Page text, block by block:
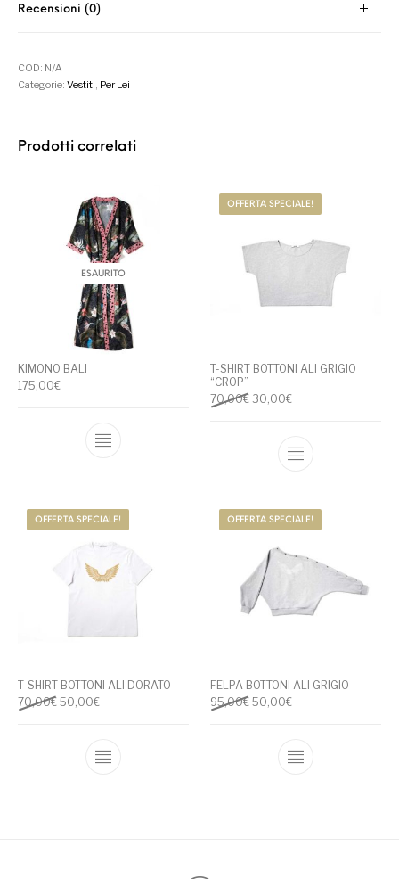
Recensioni (0)
COD: N/A
Categorie:Vestiti Per Lei
Prodotti correlati
ESAURITO
KIMONO BALI
175,00€
Questo prodotto ha più varianti. Le
OFFERTA SPECIALE!
T-SHIRT BOTTONI ALI GRIGIO
“CROP”
70,00€ Il prezzo originale era:
30,00€Il prezzo attuale è:
Questo
OFFERTA SPECIALE!
T-SHIRT BOTTONI ALI DORATO
70,00€ Il prezzo originale era: 70,00€.
50,00€Il prezzo attuale è: 50,00€.
Questo prodotto ha più varianti. Le
OFFERTA SPECIALE!
FELPA BOTTONI ALI GRIGIO
95,00€ Il prezzo originale era:
50,00€Il prezzo attuale è:
Questo